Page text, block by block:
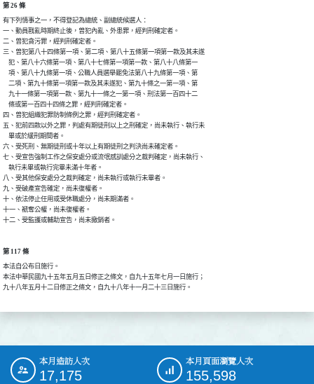
第 26 條
有下列情事之一，不得登記為總統、副總統候選人：
一、動員戡亂時期終止後，曾犯內亂、外患罪，經判刑確定者。
二、曾犯貪污罪，經判刑確定者。
三、曾犯第八十四條第一項、第二項、第八十五條第一項第一款及其未遂
    犯、第八十六條第一項、第八十七條第一項第一款、第八十八條第一
    項、第八十九條第一項、公職人員選舉罷免法第八十九條第一項、第
    二項、第九十條第一項第一款及其未遂犯、第九十條之一第一項、第
    九十一條第一項第一款、第九十一條之一第一項、刑法第一百四十二
    條或第一百四十四條之罪，經判刑確定者。
四、曾犯組織犯罪防制條例之罪，經判刑確定者。
五、犯前四款以外之罪，判處有期徒刑以上之刑確定，尚未執行、執行未
    畢或於緩刑期間者。
六、受死刑、無期徒刑或十年以上有期徒刑之判決尚未確定者。
七、受宣告強制工作之保安處分或流氓感訓處分之裁判確定，尚未執行、
    執行未畢或執行完畢未滿十年者。
八、受其他保安處分之裁判確定，尚未執行或執行未畢者。
九、受破產宣告確定，尚未復權者。
十、依法停止任用或受休職處分，尚未期滿者。
十一、褫奪公權，尚未復權者。
十二、受監護或輔助宣告，尚未撤銷者。
第 117 條
本法自公布日施行。
本法中華民國九十五年五月五日修正之條文，自九十五年七月一日施行；
九十八年五月十二日修正之條文，自九十八年十一月二十三日施行。
::: 本月造訪人次
17,175
本月頁面瀏覽人次
155,598